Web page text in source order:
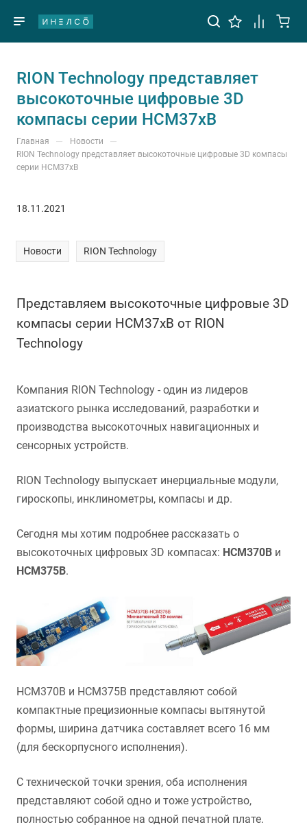
RION Technology представляет
высокоточные цифровые 3D
компасы серии HCM37хB
Главная — Новости —
RION Technology представляет высокоточные цифровые 3D компасы
серии HCM37хB
18.11.2021
Новости RION Technology
Представляем высокоточные цифровые 3D
компасы серии HCM37хB от RION
Technology
Компания RION Technology - один из лидеров
азиатского рынка исследований, разработки и
производства высокоточных навигационных и
сенсорных устройств.
RION Technology выпускает инерциальные модули,
гироскопы, инклинометры, компасы и др.
Сегодня мы хотим подробнее рассказать о
высокоточных цифровых 3D компасах: HCM370B и
HCM375B.
HCM370B и HCM375B представляют собой
компактные прецизионные компасы вытянутой
формы, ширина датчика составляет всего 16 мм
(для бескорпусного исполнения).
С технической точки зрения, оба исполнения
представляют собой одно и тоже устройство,
полностью собранное на одной печатной плате.